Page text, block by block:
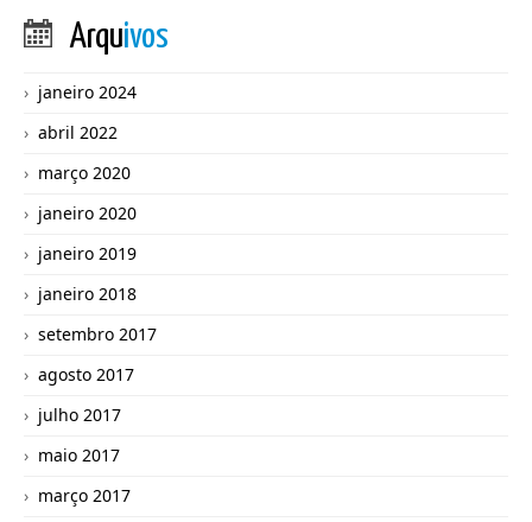
Arquivos
janeiro 2024
abril 2022
março 2020
janeiro 2020
janeiro 2019
janeiro 2018
setembro 2017
agosto 2017
julho 2017
maio 2017
março 2017